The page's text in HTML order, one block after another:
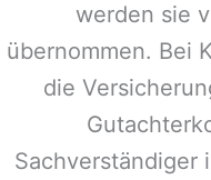
werden sie
übernommen. Bei
die
Sachverständiger